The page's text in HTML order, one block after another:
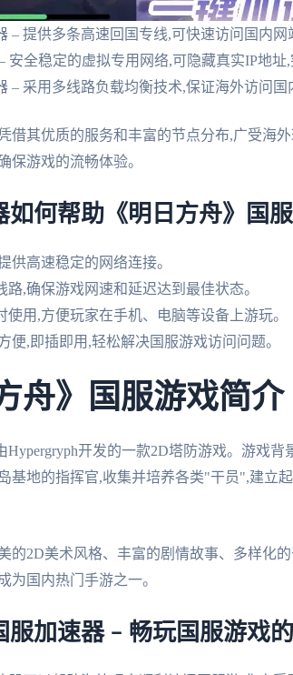
– 提供多条高速回国专线,可快速访问国内网
安全稳定的虚拟专用网络,可隐藏真实IP地址,
– 采用多线路负载均衡技术,保证海外访问国
借其优质的服务和丰富的节点分布,广受海
保游戏的流畅体验。
如何帮助《明日方舟》国
供高速稳定的网络连接。
路,确保游戏网速和延迟达到最佳状态。
使用,方便玩家在手机、电脑等设备上游玩。
便,即插即用,轻松解决国服游戏访问问题。
舟》国服游戏简介
Hypergryph开发的一款2D塔防游戏。游戏
基地的指挥官,收集并培养各类"干员",建立
的2D美术风格、丰富的剧情故事、多样化
为国内热门手游之一。
服加速器 – 畅玩国服游戏